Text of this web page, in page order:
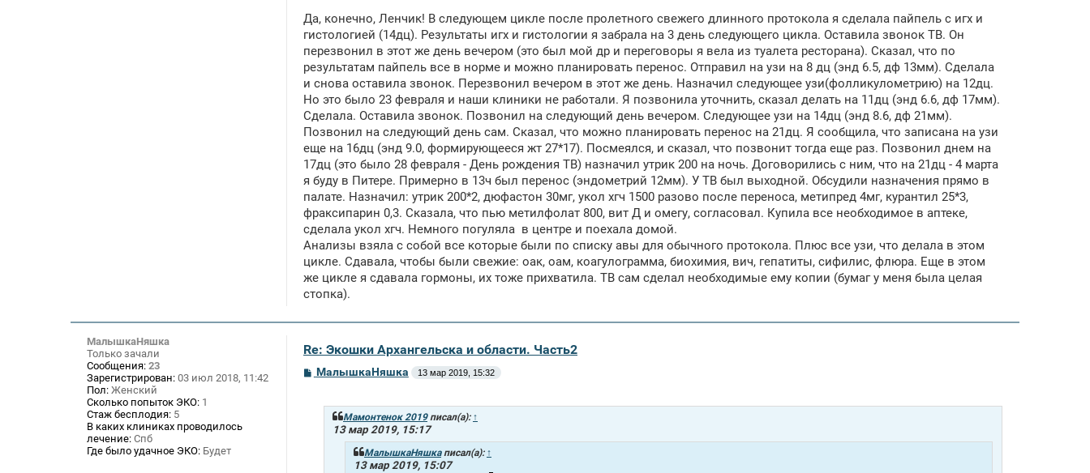
Да, конечно, Ленчик! В следующем цикле после пролетного свежего длинного протокола я сделала пайпель с игх и
гистологией (14дц). Результаты игх и гистологии я забрала на 3 день следующего цикла. Оставила звонок ТВ. Он
перезвонил в этот же день вечером (это был мой др и переговоры я вела из туалета ресторана). Сказал, что по
результатам пайпель все в норме и можно планировать перенос. Отправил на узи на 8 дц (энд 6.5, дф 13мм). Сделала
и снова оставила звонок. Перезвонил вечером в этот же день. Назначил следующее узи(фолликулометрию) на 12дц.
Но это было 23 февраля и наши клиники не работали. Я позвонила уточнить, сказал делать на 11дц (энд 6.6, дф 17мм).
Сделала. Оставила звонок. Позвонил на следующий день вечером. Следующее узи на 14дц (энд 8.6, дф 21мм).
Позвонил на следующий день сам. Сказал, что можно планировать перенос на 21дц. Я сообщила, что записана на узи
еще на 16дц (энд 9.0, формирующееся жт 27*17). Посмеялся, и сказал, что позвонит тогда еще раз. Позвонил днем на
17дц (это было 28 февраля - День рождения ТВ) назначил утрик 200 на ночь. Договорились с ним, что на 21дц - 4 марта
я буду в Питере. Примерно в 13ч был перенос (эндометрий 12мм). У ТВ был выходной. Обсудили назначения прямо в
палате. Назначил: утрик 200*2, дюфастон 30мг, укол хгч 1500 разово после переноса, метипред 4мг, курантил 25*3,
фраксипарин 0,3. Сказала, что пью метилфолат 800, вит Д и омегу, согласовал. Купила все необходимое в аптеке,
сделала укол хгч. Немного погуляла в центре и поехала домой.
Анализы взяла с собой все которые были по списку авы для обычного протокола. Плюс все узи, что делала в этом
цикле. Сдавала, чтобы были свежие: оак, оам, коагулограмма, биохимия, вич, гепатиты, сифилис, флюра. Еще в этом
же цикле я сдавала гормоны, их тоже прихватила. ТВ сам сделал необходимые ему копии (бумаг у меня была целая
стопка).
МалышкаНяшка
Только зачали
Сообщения: 23
Зарегистрирован: 03 июл 2018, 11:42
Пол: Женский
Сколько попыток ЭКО: 1
Стаж бесплодия: 5
В каких клиниках проводилось
лечение: Спб
Где было удачное ЭКО: Будет
Re: Экошки Архангельска и области. Часть2
СМалышкаНяшка 13 мар 2019, 15:32
Мамонтенок 2019писал(а): ↑
13 мар 2019, 15:17
МалышкаНяшкаписал(а): ↑
13 мар 2019, 15:07